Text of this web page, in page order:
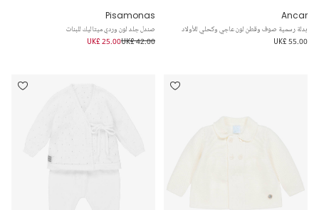
Ancar
بدلة رسمية صوف وقطن لون عاجي وكحلي للأولاد
UK£ 55.00
Pisamonas
صندل جلد لون وردي ميتاليك للبنات
UK£ 42.00
UK£ 25.00